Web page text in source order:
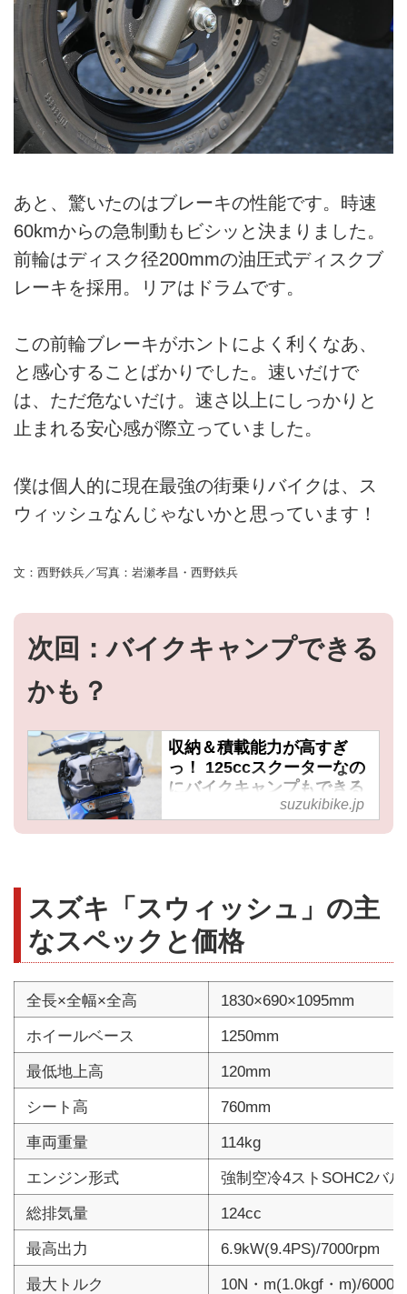
あと、驚いたのはブレーキの性能です。時速
60kmからの急制動もビシッと決まりました。
前輪はディスク径200mmの油圧式ディスクブ
レーキを採用。リアはドラムです。
この前輪ブレーキがホントによく利くなあ、
と感心することばかりでした。速いだけで
は、ただ危ないだけ。速さ以上にしっかりと
止まれる安心感が際立っていました。
僕は個人的に現在最強の街乗りバイクは、ス
ウィッシュなんじゃないかと思っています！
文：西野鉄兵／写真：岩瀬孝昌・西野鉄兵
次回：バイクキャンプできる
かも？
収納＆積載能力が高すぎ
っ！ 125ccスクーターなの
にバイクキャンプもできる
かも？ - スズキのバイク！
suzukibike.jp
スズキ「スウィッシュ」の主
なスペックと価格
全長×全幅×全高
1830×690×1095mm
ホイールベース
1250mm
最低地上高
120mm
シート高
760mm
車両重量
114kg
エンジン形式
強制空冷4ストSOHC2バ
総排気量
124cc
最高出力
6.9kW(9.4PS)/7000rpm
最大トルク
10N・m(1.0kgf・m)/